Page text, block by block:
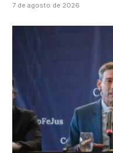
7 de agosto de 2026